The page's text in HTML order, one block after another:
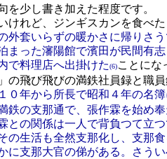
を少し書き加えた程度です。
けれど、ジンギスカンを食べ
外套いらずの暖かさに帰りさ
まった瀋陽館で濱田が民間有
で料理店へ出掛けた(6)ことにな
の飛び飛びの満鉄社員録と職
０年から所長で昭和４年の名
鉄の支那通で、張作霖を始め
との関係は一人で背負つて立
の生活も全然支那化し、支那
に支那大官の俤がある。さう